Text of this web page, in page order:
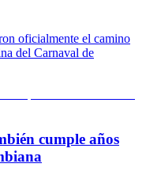
oficialmente el camino
del Carnaval de
cumple años